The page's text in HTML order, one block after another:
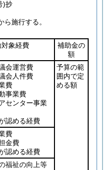
)抄
施行する。
象経費
補助金の
額
会運営費
会人件費
費
事業費
センター事業
認める経費
予算の範
囲内で定
める額
費
金費
認める経費
福祉の向上等